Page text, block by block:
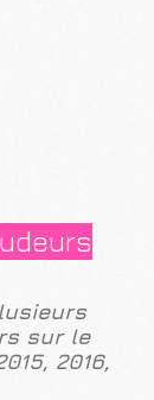
sur le
2016,